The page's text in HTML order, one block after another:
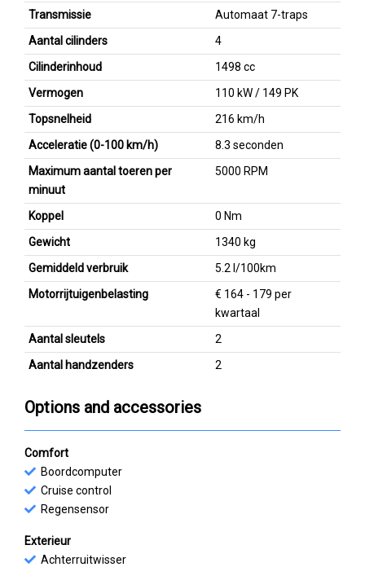
Transmissie
Automaat 7-traps
Aantal cilinders
4
Cilinderinhoud
1498 cc
Vermogen
110 kW / 149 PK
Topsnelheid
216 km/h
Acceleratie (0-100 km/h)
8.3 seconden
Maximum aantal toeren per
minuut
5000 RPM
Koppel
0 Nm
Gewicht
1340 kg
Gemiddeld verbruik
5.2 l/100km
Motorrijtuigenbelasting
€ 164 - 179 per
kwartaal
Aantal sleutels
2
Aantal handzenders
2
Options and accessories
Comfort
Boordcomputer
Cruise control
Regensensor
Exterieur
Achterruitwisser